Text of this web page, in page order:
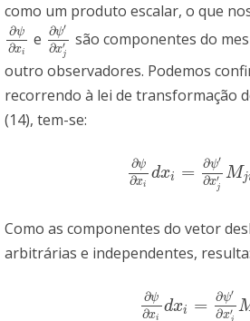
como um produto escalar, o que
∂ψ
∂xi
∂ψ∂ xi
e ∂ψ′
∂x′
j
∂ψ′∂xj′
são componentes do
outro observadores. Podemos
recorrendo à lei de transformação
(14), tem-se:
∂ψ
∂xi
dxi = ∂ψ′
∂x′
j
Mj
∂ψ∂xidx i=∂ ψ′∂xj′M
Como as componentes do vetor
arbitrárias e independentes, resulta:
∂ψ
∂xi
dxi = ∂ψ′
∂x′
∂ψ∂xidx i=∂ ψ′∂xj′